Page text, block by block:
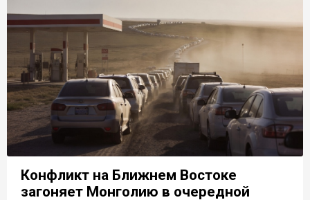
Конфликт на Ближнем Востоке
загоняет Монголию в очередной